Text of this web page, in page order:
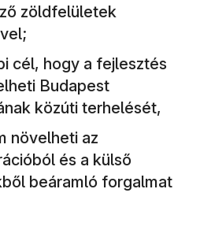
zöldfelületek
cél, hogy a fejlesztés
Budapest
közúti terhelését,
növelheti az
és a külső
beáramló forgalmat